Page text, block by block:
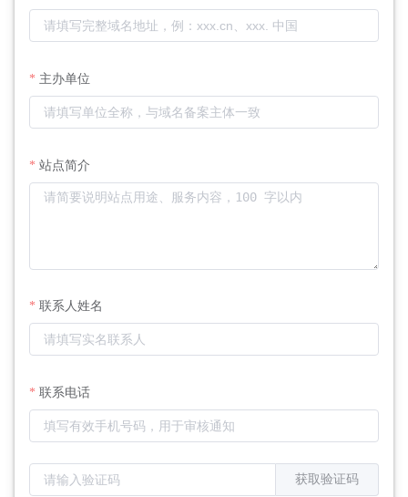
主办单位
站点简介
联系人姓名
联系电话
获取验证码